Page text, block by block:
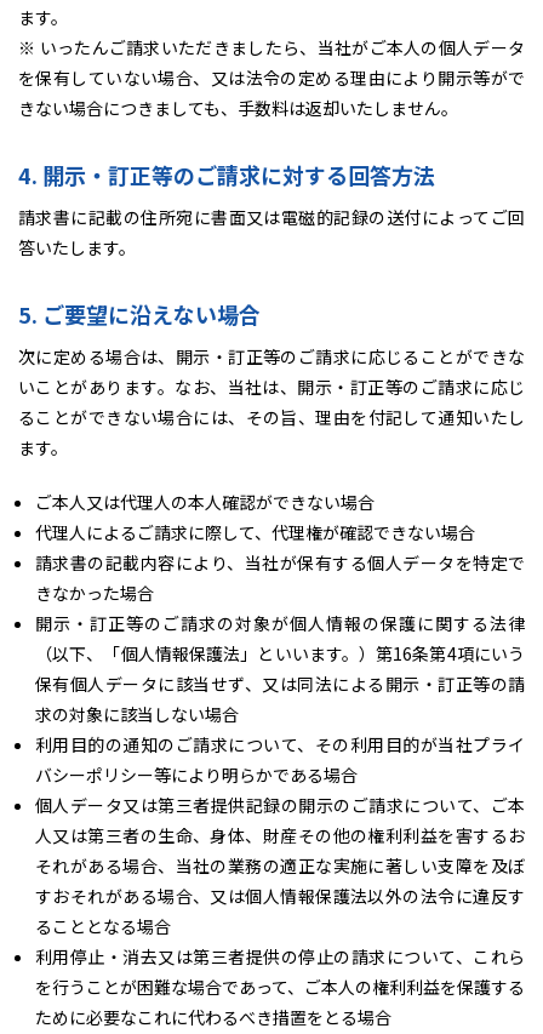
ます。
※ いったんご請求いただきましたら、当社がご本人の個人データ
を保有していない場合、又は法令の定める理由により開示等がで
きない場合につきましても、手数料は返却いたしません。
4. 開示・訂正等のご請求に対する回答方法
請求書に記載の住所宛に書面又は電磁的記録の送付によってご回
答いたします。
5. ご要望に沿えない場合
次に定める場合は、開示・訂正等のご請求に応じることができな
いことがあります。なお、当社は、開示・訂正等のご請求に応じ
ることができない場合には、その旨、理由を付記して通知いたし
ます。
ご本人又は代理人の本人確認ができない場合
代理人によるご請求に際して、代理権が確認できない場合
請求書の記載内容により、当社が保有する個人データを特定で
きなかった場合
開示・訂正等のご請求の対象が個人情報の保護に関する法律
（以下、「個人情報保護法」といいます。）第16条第4項にいう
保有個人データに該当せず、又は同法による開示・訂正等の請
求の対象に該当しない場合
利用目的の通知のご請求について、その利用目的が当社プライ
バシーポリシー等により明らかである場合
個人データ又は第三者提供記録の開示のご請求について、ご本
人又は第三者の生命、身体、財産その他の権利利益を害するお
それがある場合、当社の業務の適正な実施に著しい支障を及ぼ
すおそれがある場合、又は個人情報保護法以外の法令に違反す
ることとなる場合
利用停止・消去又は第三者提供の停止の請求について、これら
を行うことが困難な場合であって、ご本人の権利利益を保護する
ために必要なこれに代わるべき措置をとる場合